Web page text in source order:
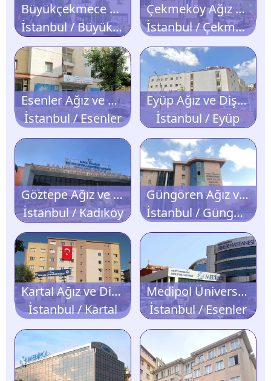
Büyükçekmece Ağız ve Diş Sağlığı Merkezi
İstanbul / Büyükçekmece
Çekmeköy Ağız ve Diş Sağlığı Merkezi
İstanbul / Çekmeköy
Esenler Ağız ve Diş Sağlığı Polikliniği
İstanbul / Esenler
Eyüp Ağız ve Diş Sağlığı Merkezi
İstanbul / Eyüp
Göztepe Ağız ve Diş Sağlığı Merkezi
İstanbul / Kadıköy
Güngören Ağız ve Diş Sağlığı Merkezi
İstanbul / Güngören
Kartal Ağız ve Diş Sağlığı Merkezi
İstanbul / Kartal
Medipol Üniversitesi Esenler Diş Hastanesi
İstanbul / Esenler